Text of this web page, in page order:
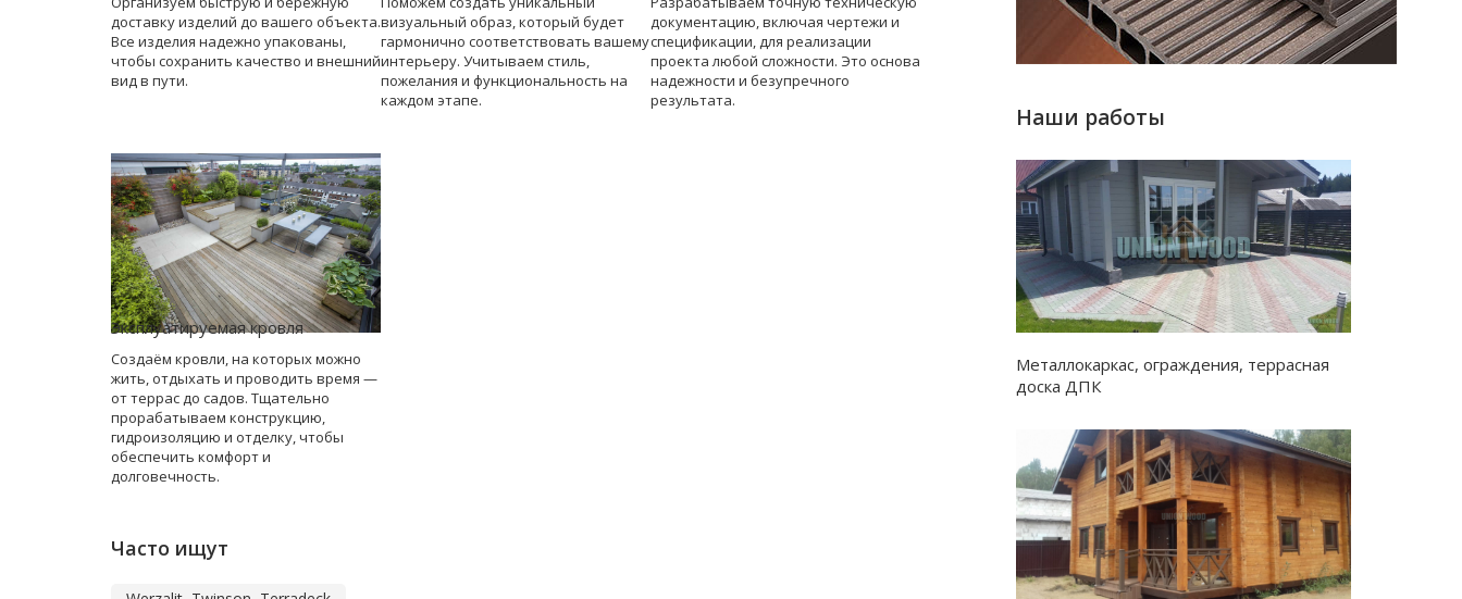
доставку изделий до вашего объекта.
Все изделия надежно упакованы,
чтобы сохранить качество и внешний
вид в пути.
визуальный образ, который будет
гармонично соответствовать вашему
интерьеру. Учитываем стиль,
пожелания и функциональность на
каждом этапе.
документацию, включая чертежи и
спецификации, для реализации
проекта любой сложности. Это основа
надежности и безупречного
результата.
Эксплуатируемая кровля
Создаём кровли, на которых можно
жить, отдыхать и проводить время —
от террас до садов. Тщательно
прорабатываем конструкцию,
гидроизоляцию и отделку, чтобы
обеспечить комфорт и
долговечность.
Часто ищут
Наши работы
Металлокаркас, ограждения, террасная
доска ДПК